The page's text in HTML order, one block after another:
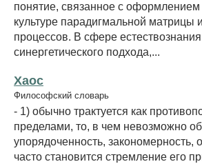
понятие, связанное с оформлением
культуре парадигмальной матрицы
процессов. В сфере
синергетического подхода,...
Хаос
Философский словарь
- 1) обычно трактуется как
пределами, то, в чем невозможно
упорядоченность,
часто становится стремление его